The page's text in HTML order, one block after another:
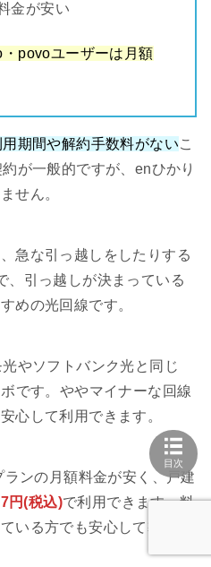
金が安い
povoユーザーは月額
期間や解約手数料がないこ
が一般的ですが、enひかり
せん。
急な引っ越しをしたりする
、引っ越しが決まっている
めの光回線です。
やソフトバンク光と同じ
です。ややマイナーな回線
心して利用できます。
ンの月額料金が安く、戸建
円(税込)で利用できます。料
いる方でも安心して導入で
目次